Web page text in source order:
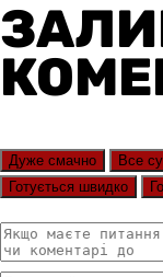
Дуже смачно Все
Готується швидко